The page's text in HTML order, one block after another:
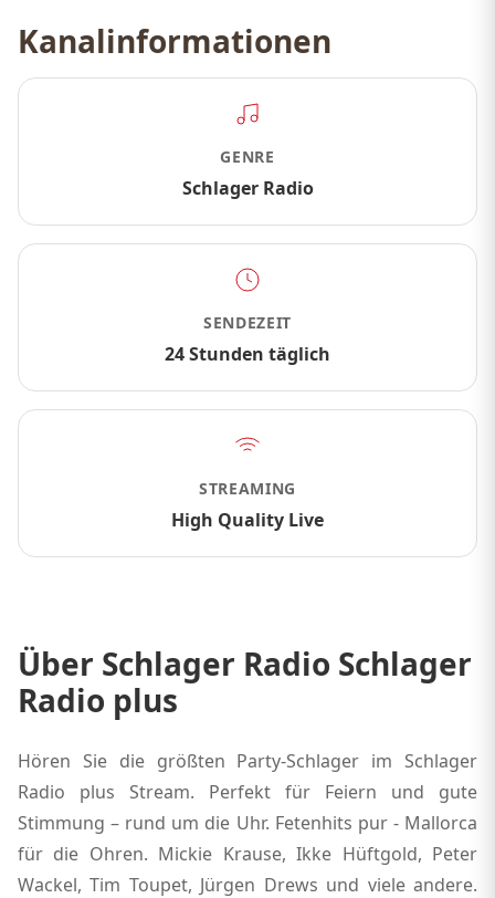
Kanalinformationen
GENRE
Schlager Radio
SENDEZEIT
24 Stunden täglich
STREAMING
High Quality Live
Über Schlager Radio Schlager
Radio plus
Hören Sie die größten Party-Schlager im Schlager
Radio plus Stream. Perfekt für Feiern und gute
Stimmung – rund um die Uhr. Fetenhits pur - Mallorca
für die Ohren. Mickie Krause, Ikke Hüftgold, Peter
Wackel, Tim Toupet, Jürgen Drews und viele andere.